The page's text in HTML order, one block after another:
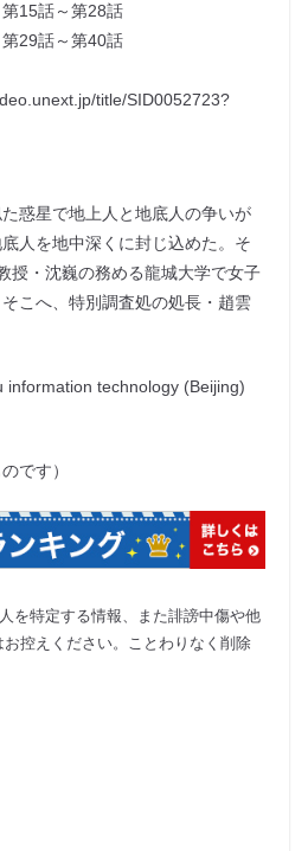
15話～第28話
29話～第40話
title/SID0052723?
惑星で地上人と地底人の争いが
人を地中深くに封じ込めた。そ
授・沈巍の務める龍城大学で女子
こへ、特別調査処の処長・趙雲
information technology (Beijing)
です）
を特定する情報、また誹謗中傷や他
控えください。ことわりなく削除